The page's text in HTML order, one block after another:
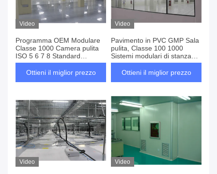
Video
Programma OEM Modulare
Classe 1000 Camera pulita
ISO 5 6 7 8 Standard
Puliziazione senza polvere
per l'industria cosmetica
Ottieni il miglior prezzo
Video
Pavimento in PVC GMP Sala
pulita, Classe 100 1000
Sistemi modulari di stanza
pulita Senza polvere
Ottieni il miglior prezzo
Video Video